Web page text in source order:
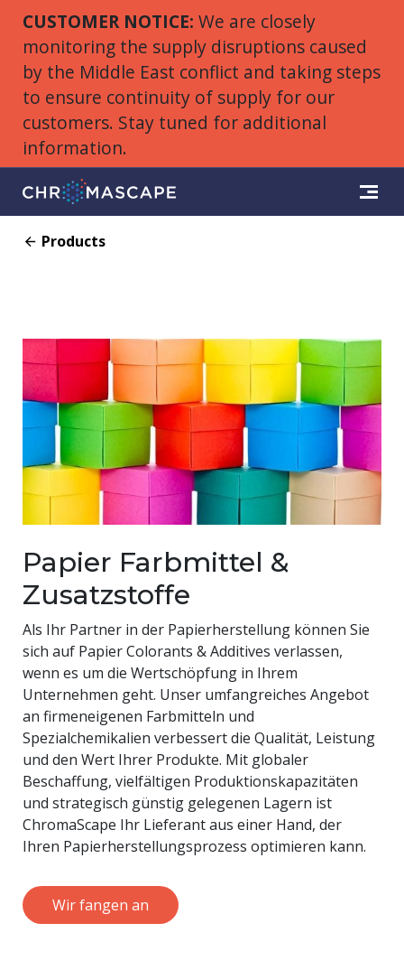
CUSTOMER NOTICE: We are closely
monitoring the supply disruptions caused
by the Middle East conflict and taking steps
to ensure continuity of supply for our
customers. Stay tuned for additional
information.
Products
Papier Farbmittel &
Zusatzstoffe
Als Ihr Partner in der Papierherstellung können Sie
sich auf Papier Colorants & Additives verlassen,
wenn es um die Wertschöpfung in Ihrem
Unternehmen geht. Unser umfangreiches Angebot
an firmeneigenen Farbmitteln und
Spezialchemikalien verbessert die Qualität, Leistung
und den Wert Ihrer Produkte. Mit globaler
Beschaffung, vielfältigen Produktionskapazitäten
und strategisch günstig gelegenen Lagern ist
ChromaScape Ihr Lieferant aus einer Hand, der
Ihren Papierherstellungsprozess optimieren kann.
Wir fangen an